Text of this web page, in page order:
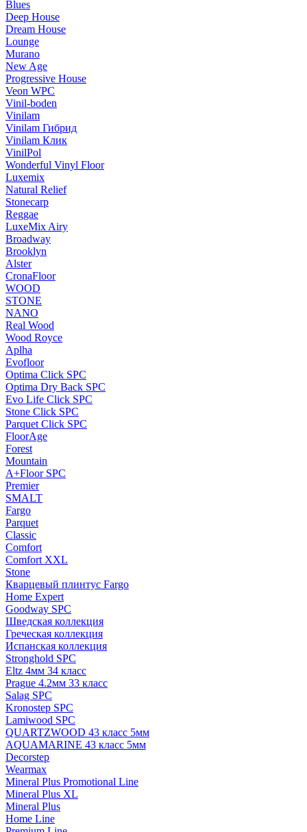
Blues
Deep House
Dream House
Lounge
Murano
New Age
Progressive House
Veon WPC
Vinil-boden
Vinilam
Vinilam Гибрид
Vinilam Клик
VinilPol
Wonderful Vinyl Floor
Luxemix
Natural Relief
Stonecarp
Reggae
LuxeMix Airy
Broadway
Brooklyn
Alster
CronaFloor
WOOD
STONE
NANO
Real Wood
Wood Royce
Aplha
Evofloor
Optima Click SPC
Optima Dry Back SPC
Evo Life Click SPC
Stone Click SPC
Parquet Click SPC
FloorAge
Forest
Mountain
A+Floor SPC
Premier
SMALT
Fargo
Parquet
Classic
Comfort
Comfort XXL
Stone
Кварцевый плинтус Fargo
Home Expert
Goodway SPC
Шведская коллекция
Греческая коллекция
Испанская коллекция
Stronghold SPC
Eltz 4мм 34 класс
Prague 4.2мм 33 класс
Salag SPC
Kronostep SPC
Lamiwood SPC
QUARTZWOOD 43 класс 5мм
AQUAMARINE 43 класс 5мм
Decorstep
Wearmax
Mineral Plus Promotional Line
Mineral Plus XL
Mineral Plus
Home Line